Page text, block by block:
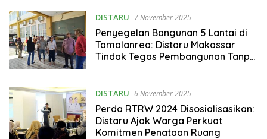
DISTARU 7 November 2025
Penyegelan Bangunan 5 Lantai di
Tamalanrea: Distaru Makassar
Tindak Tegas Pembangunan Tanpa
DISTARU 6 November 2025
Perda RTRW 2024 Disosialisasikan:
Distaru Ajak Warga Perkuat
Komitmen Penataan Ruang